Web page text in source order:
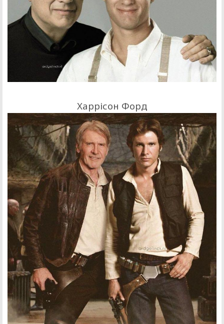
Харрісон Форд